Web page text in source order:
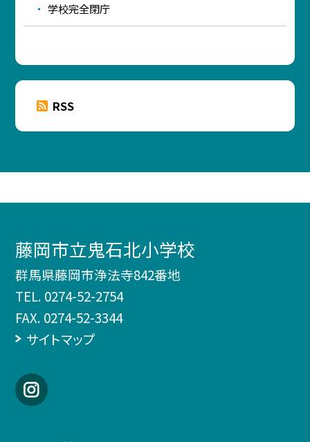
学校完全閉庁
RSS
藤岡市立鬼石北小学校
群馬県藤岡市浄法寺842番地
TEL. 0274-52-2754
FAX. 0274-52-3344
サイトマップ